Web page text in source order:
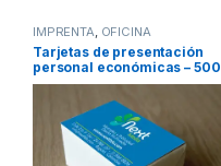
IMPRENTA, OFICINA
Tarjetas de presentación
personal económicas – 500
unidades